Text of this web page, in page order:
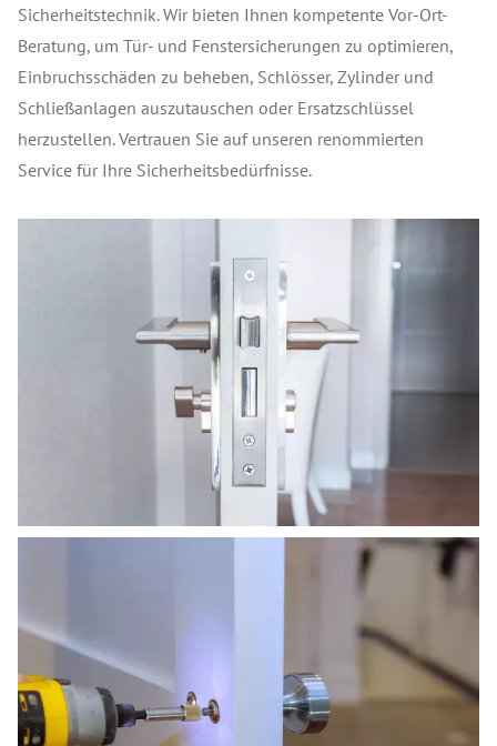
Sicherheitstechnik. Wir bieten Ihnen kompetente Vor-Ort-
Beratung, um Tür- und Fenstersicherungen zu optimieren,
Einbruchsschäden zu beheben, Schlösser, Zylinder und
Schließanlagen auszutauschen oder Ersatzschlüssel
herzustellen. Vertrauen Sie auf unseren renommierten
Service für Ihre Sicherheitsbedürfnisse.